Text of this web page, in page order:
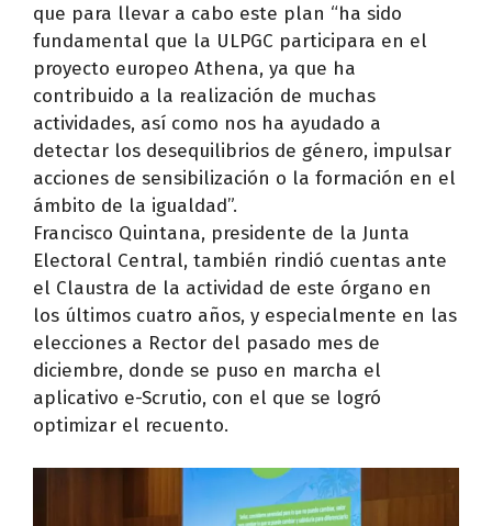
que para llevar a cabo este plan “ha sido
fundamental que la ULPGC participara en el
proyecto europeo Athena, ya que ha
contribuido a la realización de muchas
actividades, así como nos ha ayudado a
detectar los desequilibrios de género, impulsar
acciones de sensibilización o la formación en el
ámbito de la igualdad”.
Francisco Quintana, presidente de la Junta
Electoral Central, también rindió cuentas ante
el Claustra de la actividad de este órgano en
los últimos cuatro años, y especialmente en las
elecciones a Rector del pasado mes de
diciembre, donde se puso en marcha el
aplicativo e-Scrutio, con el que se logró
optimizar el recuento.